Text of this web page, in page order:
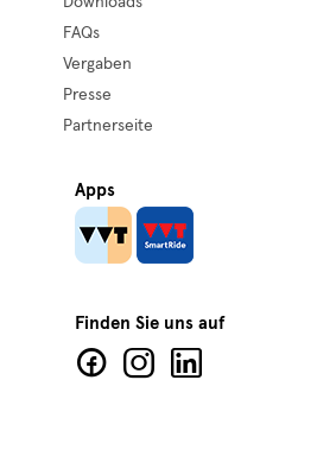
FAQs
Vergaben
Presse
Partnerseite
Apps
Finden Sie uns auf